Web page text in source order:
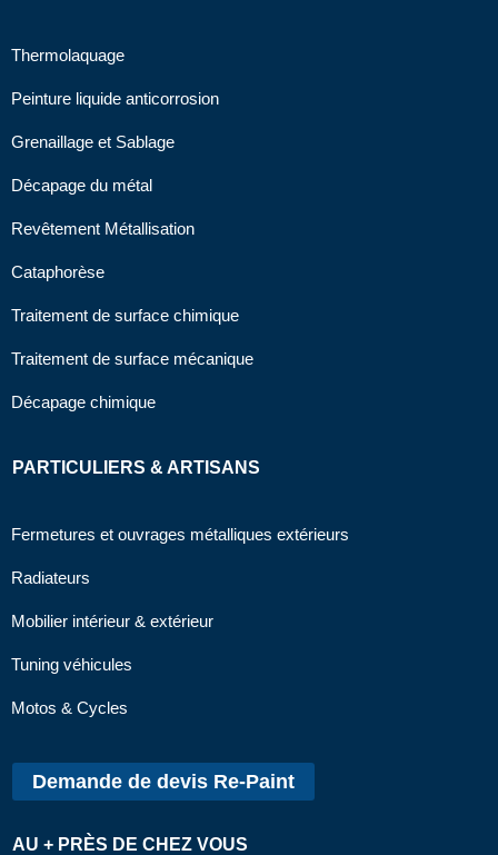
Thermolaquage
Peinture liquide anticorrosion
Grenaillage et Sablage
Décapage du métal
Revêtement Métallisation
Cataphorèse
Traitement de surface chimique
Traitement de surface mécanique
Décapage chimique
PARTICULIERS & ARTISANS
Fermetures et ouvrages métalliques extérieurs
Radiateurs
Mobilier intérieur & extérieur
Tuning véhicules
Motos & Cycles
Demande de devis Re-Paint
AU + PRÈS DE CHEZ VOUS